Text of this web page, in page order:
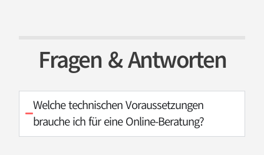
Fragen & Antworten
Welche technischen Voraussetzungen
brauche ich für eine Online-Beratung?